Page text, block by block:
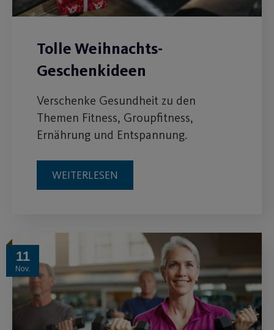
Tolle Weihnachts-
Geschenkideen
Verschenke Gesundheit zu den
Themen Fitness, Groupfitness,
Ernährung und Entspannung.
WEITERLESEN
11
Nov.